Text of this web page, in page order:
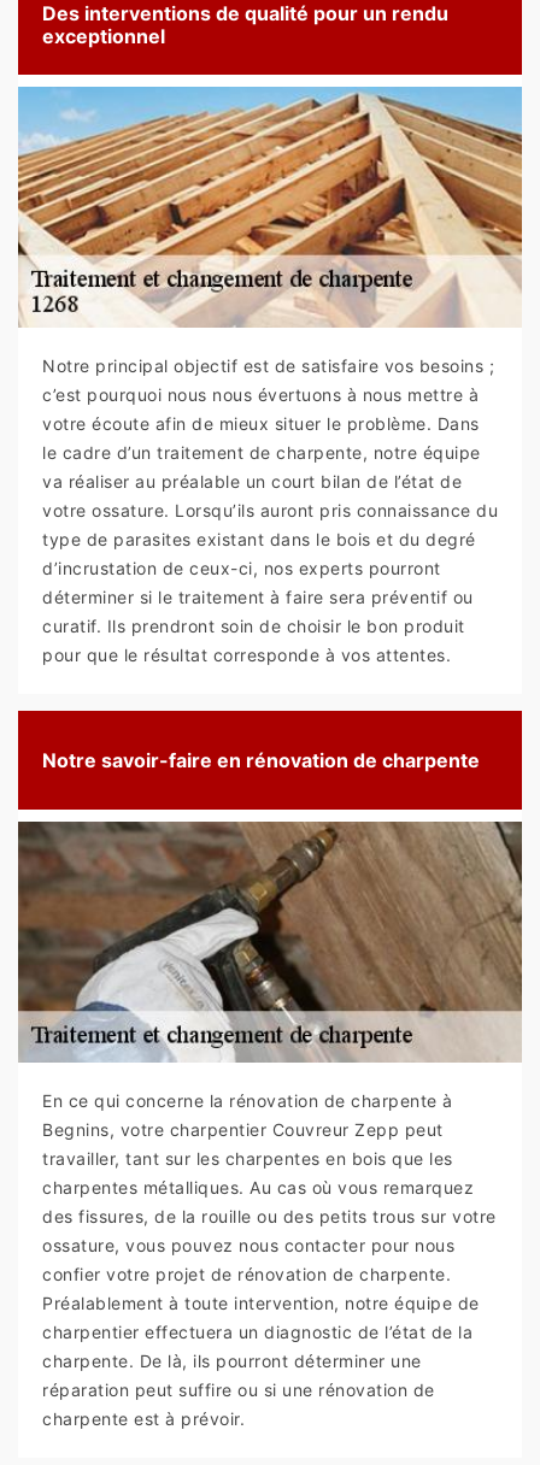
Des interventions de qualité pour un rendu
exceptionnel
Notre principal objectif est de satisfaire vos besoins ;
c’est pourquoi nous nous évertuons à nous mettre à
votre écoute afin de mieux situer le problème. Dans
le cadre d’un traitement de charpente, notre équipe
va réaliser au préalable un court bilan de l’état de
votre ossature. Lorsqu’ils auront pris connaissance du
type de parasites existant dans le bois et du degré
d’incrustation de ceux-ci, nos experts pourront
déterminer si le traitement à faire sera préventif ou
curatif. Ils prendront soin de choisir le bon produit
pour que le résultat corresponde à vos attentes.
Notre savoir-faire en rénovation de charpente
En ce qui concerne la rénovation de charpente à
Begnins, votre charpentier Couvreur Zepp peut
travailler, tant sur les charpentes en bois que les
charpentes métalliques. Au cas où vous remarquez
des fissures, de la rouille ou des petits trous sur votre
ossature, vous pouvez nous contacter pour nous
confier votre projet de rénovation de charpente.
Préalablement à toute intervention, notre équipe de
charpentier effectuera un diagnostic de l’état de la
charpente. De là, ils pourront déterminer une
réparation peut suffire ou si une rénovation de
charpente est à prévoir.